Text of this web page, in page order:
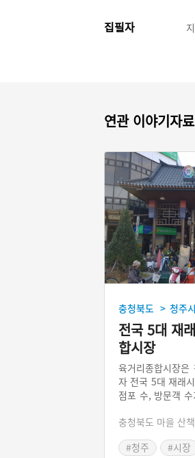
집필자
연관 이야기자
충청북도 > 청주시
전국 5대 재
합시장
육거리종합시장은
자 전국 5대 재래
점포 수, 방문객
인 시장으로도 꼽
은 남석교인데,
상징한다.
충청북도 마을 산책
#청주
#시장